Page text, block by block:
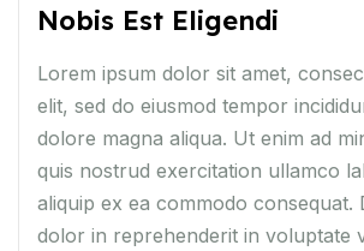
Nobis Est Eligendi
Lorem ipsum dolor sit amet,
elit, sed do eiusmod tempor
dolore magna aliqua. Ut enim ad
quis nostrud exercitation ullamco
aliquip ex ea commodo consequat.
dolor in reprehenderit in voluptate